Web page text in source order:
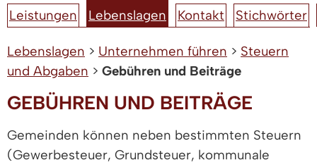
Leistungen Lebenslagen Kontakt Stichwörter
Lebenslagen > Unternehmen führen > Steuern
und Abgaben > Gebühren und Beiträge
GEBÜHREN UND BEITRÄGE
Gemeinden können neben bestimmten Steuern
(Gewerbesteuer, Grundsteuer, kommunale